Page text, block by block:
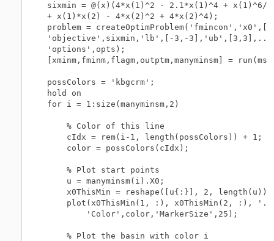
sixmin = @(x)(4*x(1)^2 - 2.1*x(1)^4 +
+ x(1)*x(2) - 4*x(2)^2 + 4*x(2)^4);
problem =
'objective',sixmin,'lb',[-3,-3],'ub',[3,3],...
'options',opts);
[xminm,fminm,flagm,outptm,manyminsm] =
possColors = 'kbgcrm';
hold on
for i = 1:size(manyminsm,2)
    % Color of this line
    cIdx = rem(i-1, length(possColors)) + 1;
    color = possColors(cIdx);
    % Plot start points
    u = manyminsm(i).X0;
    x0ThisMin = reshape([u{:}], 2, length(u));
plot(x0ThisMin(1, :), x0ThisMin(2, :),
        'Color',color,'MarkerSize',25);
    % Plot the basin with color i